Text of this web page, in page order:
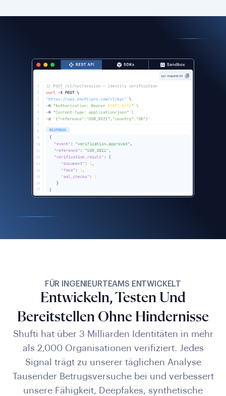
FÜR INGENIEURTEAMS ENTWICKELT
Entwickeln, Testen Und
Bereitstellen Ohne Hindernisse
Shufti hat über 3 Milliarden Identitäten in mehr
als 2,000 Organisationen verifiziert. Jedes
Signal trägt zu unserer täglichen Analyse
Tausender Betrugsversuche bei und verbessert
unsere Fähigkeit, Deepfakes, synthetische